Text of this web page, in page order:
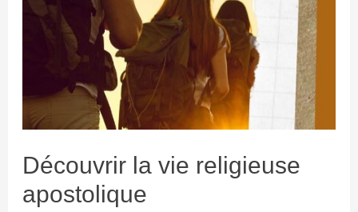
Découvrir la vie religieuse
apostolique